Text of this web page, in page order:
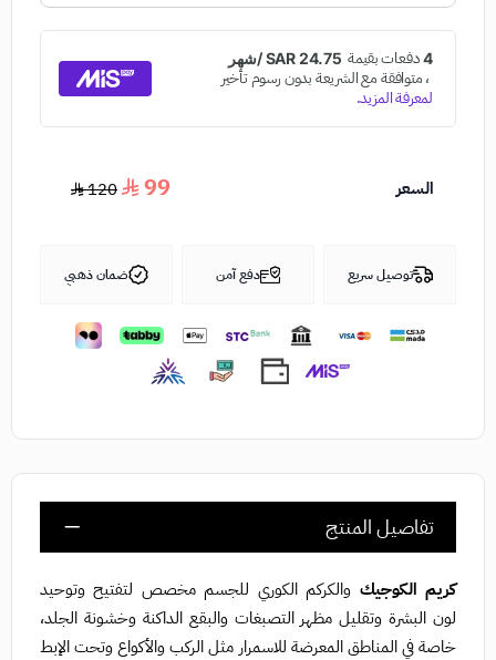
السعر 99
120
توصيل سريع دفع آمن ضمان ذهبي
تفاصيل المنتج
كريم الكوجيك والكركم الكوري للجسم مخصص لتفتيح وتوحيد
لون البشرة وتقليل مظهر التصبغات والبقع الداكنة وخشونة الجلد،
خاصة في المناطق المعرضة للاسمرار مثل الركب والأكواع وتحت الإبط